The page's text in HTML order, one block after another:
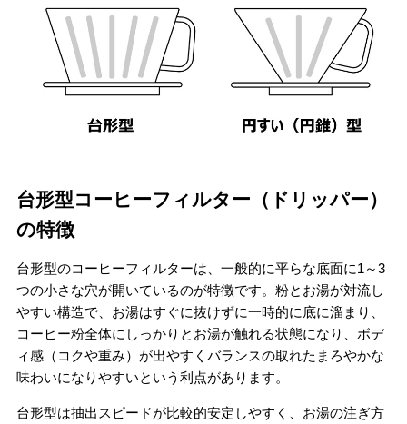
台形型コーヒーフィルター（ドリッパー）
の特徴
台形型のコーヒーフィルターは、一般的に平らな底面に1～3
つの小さな穴が開いているのが特徴です。粉とお湯が対流し
やすい構造で、お湯はすぐに抜けずに一時的に底に溜まり、
コーヒー粉全体にしっかりとお湯が触れる状態になり、ボデ
ィ感（コクや重み）が出やすくバランスの取れたまろやかな
味わいになりやすいという利点があります。
台形型は抽出スピードが比較的安定しやすく、お湯の注ぎ方